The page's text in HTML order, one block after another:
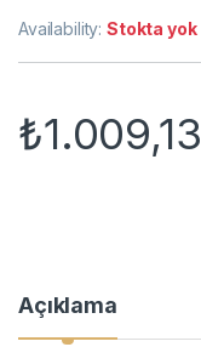
Availability:Stokta yok
₺1.009,13
Açıklama